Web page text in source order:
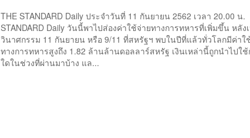
THE STANDARD Daily ประจำวันที่ 11 กันยายน 2562 เวลา 20.00
STANDARD Daily วันนี้พาไปส่องค่าใช้จ่ายทางการทหารที่เพิ่มขึ้น หลัง
วินาศกรรม 11 กันยายน หรือ 9/11 ที่สหรัฐฯ พบในปีที่แล้วทั่วโลกมีค่าใ
ทางการทหารสูงถึง 1.82 ล้านล้านดอลลาร์สหรัฐ เงินเหล่านี้ถูกนำไปใ
ใดในช่วงที่ผ่านมาบ้าง แล...